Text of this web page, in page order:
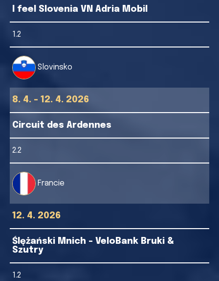
I feel Slovenia VN Adria Mobil
1.2
Slovinsko
8. 4. - 12. 4. 2026
Circuit des Ardennes
2.2
Francie
12. 4. 2026
Ślężański Mnich - VeloBank Bruki &
Szutry
1.2